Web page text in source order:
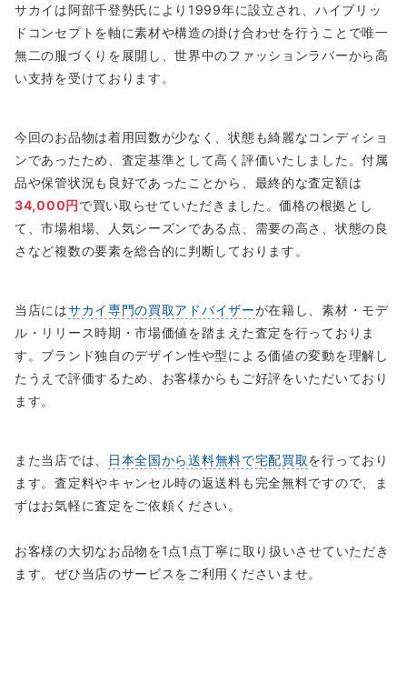
サカイは阿部千登勢氏により1999年に設立され、ハイブリッ
ドコンセプトを軸に素材や構造の掛け合わせを行うことで唯一
無二の服づくりを展開し、世界中のファッションラバーから高
い支持を受けております。
今回のお品物は着用回数が少なく、状態も綺麗なコンディショ
ンであったため、査定基準として高く評価いたしました。付属
品や保管状況も良好であったことから、最終的な査定額は
34,000円で買い取らせていただきました。価格の根拠とし
て、市場相場、人気シーズンである点、需要の高さ、状態の良
さなど複数の要素を総合的に判断しております。
当店にはサカイ専門の買取アドバイザーが在籍し、素材・モデ
ル・リリース時期・市場価値を踏まえた査定を行っておりま
す。ブランド独自のデザイン性や型による価値の変動を理解し
たうえで評価するため、お客様からもご好評をいただいており
ます。
また当店では、 日本全国から送料無料で宅配買取を行っており
ます。査定料やキャンセル時の返送料も完全無料ですので、ま
ずはお気軽に査定をご依頼ください。
お客様の大切なお品物を1点1点丁寧に取り扱いさせていただき
ます。ぜひ当店のサービスをご利用くださいませ。